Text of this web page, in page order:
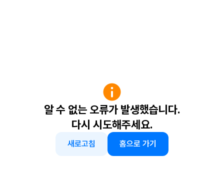
알 수 없는 오류가 발생했습니다.
다시 시도해주세요.
새로고침 홈으로 가기